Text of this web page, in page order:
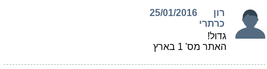
רון
כרתרי
25/01/2016
גדול!
האתר מס' 1 בארץ